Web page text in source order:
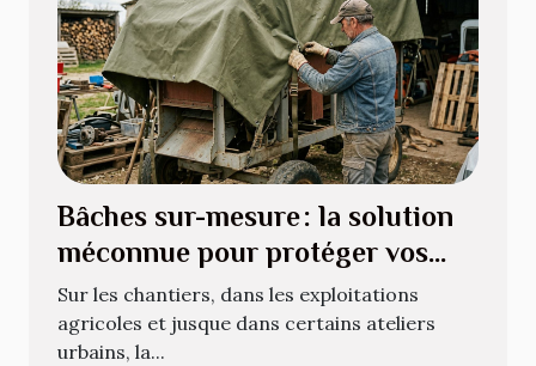
Bâches sur-mesure : la solution
méconnue pour protéger vos
équipements atypiques
Sur les chantiers, dans les exploitations
agricoles et jusque dans certains ateliers
urbains, la...